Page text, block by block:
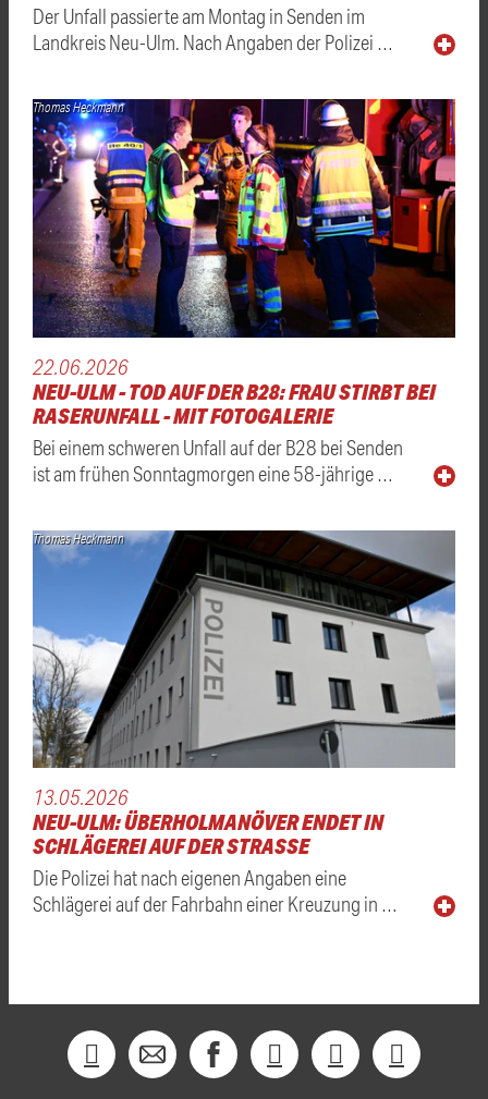
Der Unfall passierte am Montag in Senden im
Landkreis Neu-Ulm. Nach Angaben der Polizei …
Thomas Heckmann
22.06.2026
NEU-ULM - TOD AUF DER B28: FRAU STIRBT BEI
RASERUNFALL - MIT FOTOGALERIE
Bei einem schweren Unfall auf der B28 bei Senden
ist am frühen Sonntagmorgen eine 58-jährige …
Thomas Heckmann
13.05.2026
NEU-ULM: ÜBERHOLMANÖVER ENDET IN
SCHLÄGEREI AUF DER STRASSE
Die Polizei hat nach eigenen Angaben eine
Schlägerei auf der Fahrbahn einer Kreuzung in …